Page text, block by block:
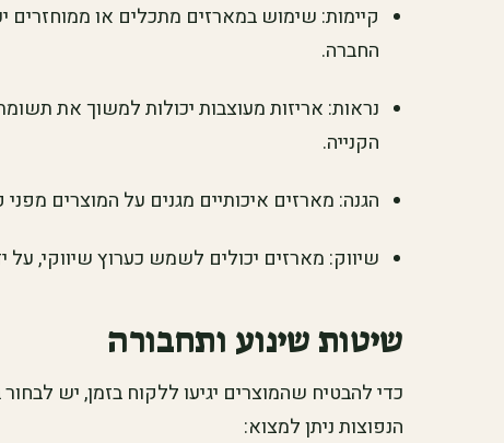
קיימות: שימוש במארזים מתכלים או
החברה.
נראות: אריזות מעוצבות יכולות למשוך את
הקנייה.
הגנה: מארזים איכותיים מגנים על המוצרים
שיווק: מארזים יכולים לשמש כערוץ שיווקי, על
שיטות שינוע ותחבורה
כדי להבטיח שהמוצרים יגיעו ללקוח בזמן, יש
הנפוצות ניתן למצוא: